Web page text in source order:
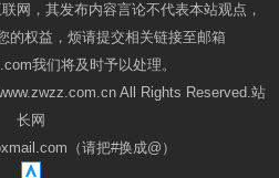
网，其发布内容言论不代表本站观点，
的权益，烦请提交相关链接至邮箱
我们将及时予以处理。
All Rights Reserved.站
长网
（请把#换成@）